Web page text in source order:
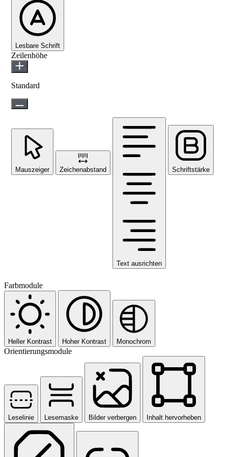
Lesbare Schrift
Zeilenhöhe
Standard
Mauszeiger Zeichenabstand
Text ausrichten
Schriftstärke
Farbmodule
Heller Kontrast Hoher Kontrast Monochrom
Orientierungsmodule
Leselinie Lesemaske Bilder verbergen Inhalt hervorheben